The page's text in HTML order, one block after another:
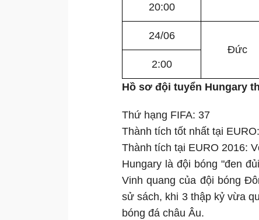
20:00
24/06
Đức
2:00
Hồ sơ đội tuyển Hungary
Thứ hạng FIFA: 37
Thành tích tốt nhất tại
Thành tích tại EURO 2016:
Hungary là đội bóng "đen
Vinh quang của đội bóng
sử sách, khi 3 thập kỷ vừa
bóng đá châu Âu.